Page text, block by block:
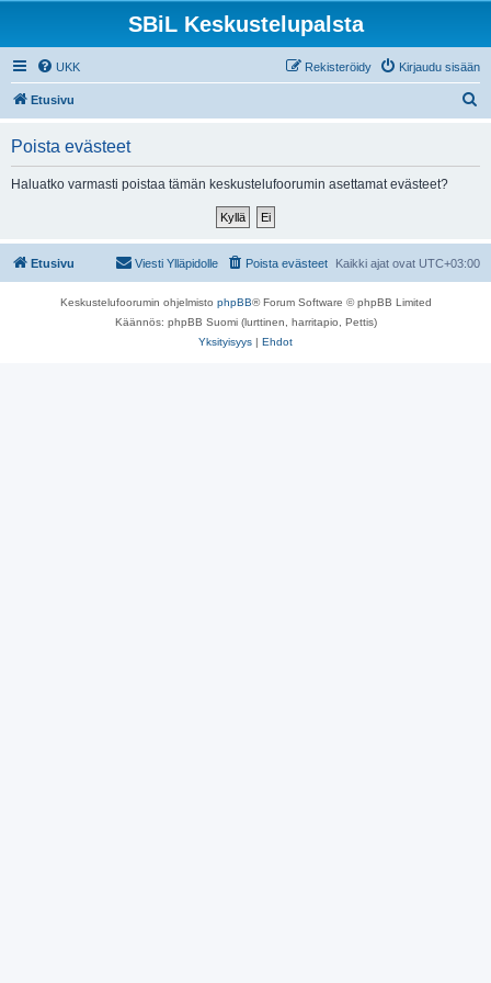
SBiL Keskustelupalsta
UKK Kirjaudu sisään
Rekisteröidy
Etusivu
Poista evästeet
Haluatko varmasti poistaa tämän keskustelufoorumin asettamat evästeet?
Etusivu Kaikki ajat ovat UTC+03:00
Poista evästeet
Viesti Ylläpidolle
Keskustelufoorumin ohjelmisto phpBB® Forum Software © phpBB Limited
Käännös: phpBB Suomi (lurttinen, harritapio, Pettis)
Yksityisyys | Ehdot